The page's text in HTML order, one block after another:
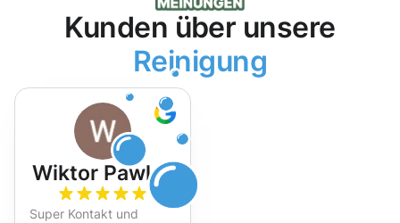
Kunden über unsere
Reinigung
Wiktor Pawlak
Super Kontakt und